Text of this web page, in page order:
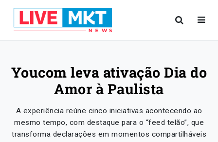
Youcom leva ativação Dia do
Amor à Paulista
A experiência reúne cinco iniciativas acontecendo ao
mesmo tempo, com destaque para o “feed telão”, que
transforma declarações em momentos compartilháveis